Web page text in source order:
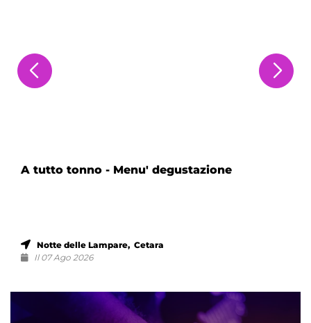
A tutto tonno - Menu' degustazione
Notte delle Lampare, Cetara
Il 07 Ago 2026